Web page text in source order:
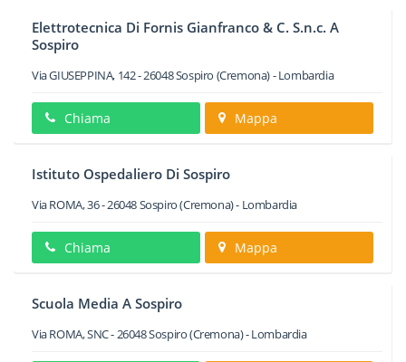
Elettrotecnica Di Fornis Gianfranco & C. S.n.c. A
Sospiro
Via GIUSEPPINA, 142-26048Sospiro (Cremona) -Lombardia
Chiama Mappa
Istituto Ospedaliero Di Sospiro
Via ROMA, 36-26048Sospiro(Cremona) - Lombardia
Chiama Mappa
Scuola Media A Sospiro
Via ROMA, SNC-26048Sospiro(Cremona) -Lombardia